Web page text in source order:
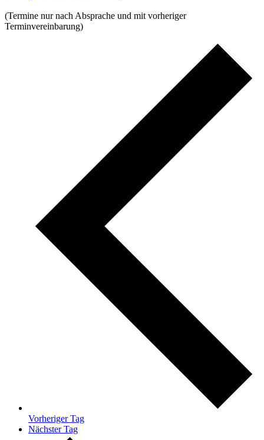
(Termine nur nach Absprache und mit vorheriger
Terminvereinbarung)
Vorheriger Tag
Nächster Tag